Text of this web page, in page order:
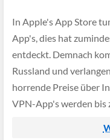
In Apple's App Store
App's, dies hat
entdeckt. Demnach
Russland und
horrende Preise über
VPN-App's werden bis